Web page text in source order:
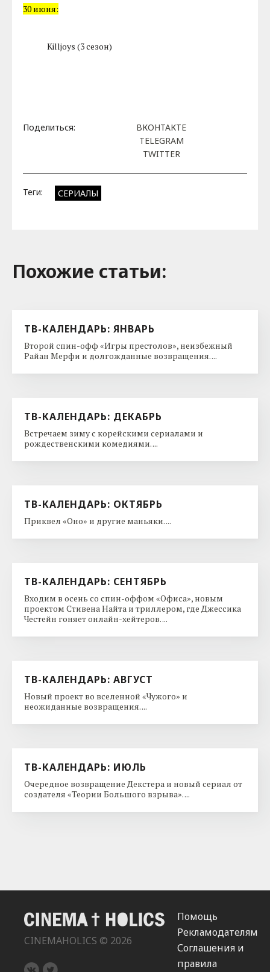
30 июня:
Killjoys (3 сезон)
Поделиться:
ВКОНТАКТЕ
TELEGRAM
TWITTER
Теги: СЕРИАЛЫ
Похожие cтатьи:
ТВ-КАЛЕНДАРЬ: ЯНВАРЬ
Второй спин-офф «Игры престолов», неизбежный
Райан Мерфи и долгожданные возвращения. ...
ТВ-КАЛЕНДАРЬ: ДЕКАБРЬ
Встречаем зиму с корейскими сериалами и
рождественскими комедиями. ...
ТВ-КАЛЕНДАРЬ: ОКТЯБРЬ
Приквел «Оно» и другие маньяки. ...
ТВ-КАЛЕНДАРЬ: СЕНТЯБРЬ
Входим в осень со спин-оффом «Офиса», новым
проектом Стивена Найта и триллером, где Джессика
Честейн гоняет онлайн-хейтеров. ...
ТВ-КАЛЕНДАРЬ: АВГУСТ
Новый проект во вселенной «Чужого» и
неожиданные возвращения. ...
ТВ-КАЛЕНДАРЬ: ИЮЛЬ
Очередное возвращение Декстера и новый сериал от
создателя «Теории Большого взрыва». ...
CINEMAHOLICS © 2026
Помощь
Рекламодателям
Соглашения и
правила